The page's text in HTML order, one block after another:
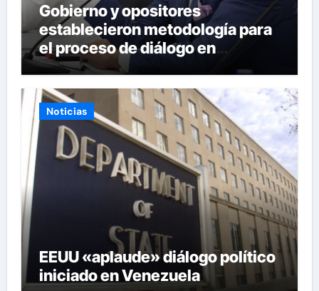
Gobierno y opositores
establecieron metodología para
el proceso de diálogo en
Venezuela
Noticias
EEUU «aplaude» diálogo político
iniciado en Venezuela